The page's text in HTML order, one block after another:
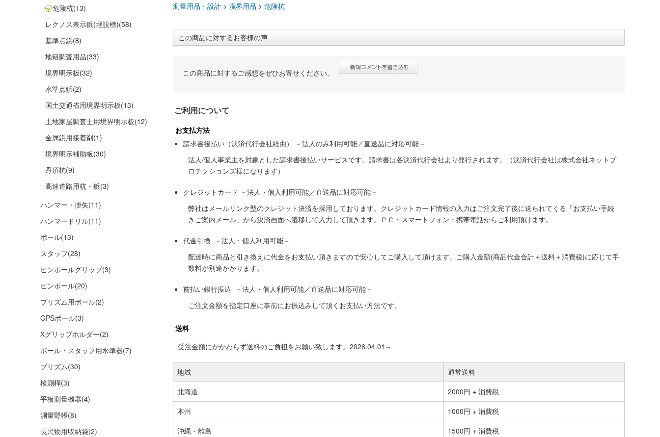
危険杭(13)
レクノス表示鋲(埋設標)(58)
基準点鋲(8)
地籍調査用品(33)
境界明示板(32)
水準点鋲(2)
国土交通省用境界明示板(13)
土地家屋調査士用境界明示板(12)
金属鋲用接着剤(1)
境界明示補助板(30)
丹頂杭(9)
高速道路用杭・鋲(3)
ハンマー・掛矢(11)
ハンマードリル(11)
ポール(13)
スタッフ(28)
ピンポールグリップ(3)
ピンポール(20)
プリズム用ポール(2)
GPSポール(3)
Xグリップホルダー(2)
ポール・スタッフ用水準器(7)
プリズム(30)
検測桿(3)
平板測量機器(4)
測量野帳(8)
長尺物用収納袋(2)
測量用品・設計 > 境界用品 > 危険杭
この商品に対するお客様の声
この商品に対するご感想をぜひお寄せください。
ご利用について
お支払方法
請求書後払い（決済代行会社経由） －法人のみ利用可能／直送品に対応可能－
法人/個人事業主を対象とした請求書後払いサービスです。請求書は各決済代行会社より発行されます。（決済代行会社は株式会社ネットプ
ロテクションズ様になります）
クレジットカード －法人・個人利用可能／直送品に対応可能－
弊社はメールリンク型のクレジット決済を採用しております。クレジットカード情報の入力はご注文完了後に送られてくる「お支払い手続
きご案内メール」から決済画面へ遷移して入力して頂きます。ＰＣ・スマートフォン・携帯電話からご利用頂けます。
代金引換 －法人・個人利用可能－
配達時に商品と引き換えに代金をお支払い頂きますので安心してご購入して頂けます。ご購入金額(商品代金合計＋送料＋消費税)に応じて手
数料が別途かかります。
前払い銀行振込 －法人・個人利用可能／直送品に対応可能－
ご注文金額を指定口座に事前にお振込みして頂くお支払い方法です。
送料
受注金額にかかわらず送料のご負担をお願い致します。2026.04.01～
地域
通常送料
北海道
2000円 + 消費税
本州
1000円 + 消費税
沖縄・離島
1500円 + 消費税